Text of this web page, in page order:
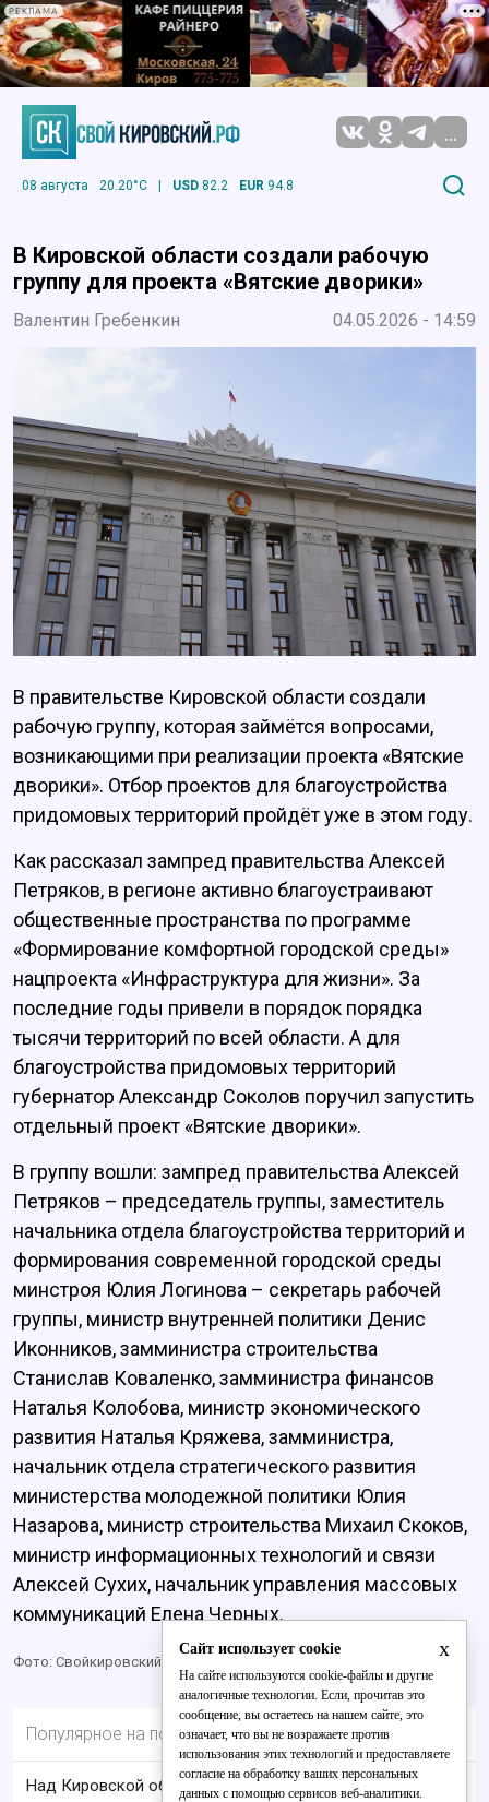
РЕКЛАМА
...
08 августа 20.20°C | USD 82.2 EUR 94.8
В Кировской области создали рабочую
группу для проекта «Вятские дворики»
Валентин Гребенкин 04.05.2026 - 14:59
В правительстве Кировской области создали
рабочую группу, которая займётся вопросами,
возникающими при реализации проекта «Вятские
дворики». Отбор проектов для благоустройства
придомовых территорий пройдёт уже в этом году.
Как рассказал зампред правительства Алексей
Петряков, в регионе активно благоустраивают
общественные пространства по программе
«Формирование комфортной городской среды»
нацпроекта «Инфраструктура для жизни». За
последние годы привели в порядок порядка
тысячи территорий по всей области. А для
благоустройства придомовых территорий
губернатор Александр Соколов поручил запустить
отдельный проект «Вятские дворики».
В группу вошли: зампред правительства Алексей
Петряков – председатель группы, заместитель
начальника отдела благоустройства территорий и
формирования современной городской среды
минстроя Юлия Логинова – секретарь рабочей
группы, министр внутренней политики Денис
Иконников, замминистра строительства
Станислав Коваленко, замминистра финансов
Наталья Колобова, министр экономического
развития Наталья Кряжева, замминистра,
начальник отдела стратегического развития
министерства молодежной политики Юлия
Назарова, министр строительства Михаил Скоков,
министр информационных технологий и связи
Алексей Сухих, начальник управления массовых
коммуникаций Елена Черных.
Фото: Свойкировский / Валентин Гребенкин
Популярное на портале
Над Кировской областью сбили БПЛА
x
Сайт использует cookie
На сайте используются cookie-файлы и другие
аналогичные технологии. Если, прочитав это
сообщение, вы остаетесь на нашем сайте, это
означает, что вы не возражаете против
использования этих технологий и предоставляете
согласие на обработку ваших персональных
данных с помощью сервисов веб-аналитики.